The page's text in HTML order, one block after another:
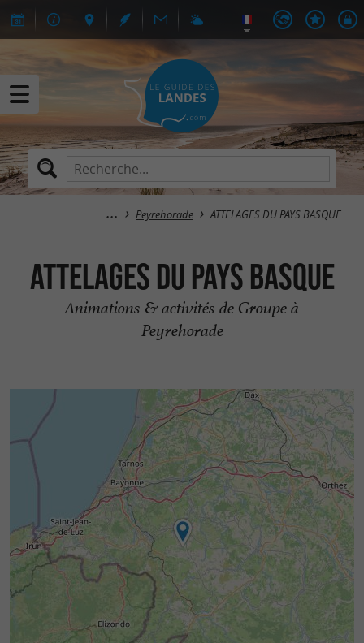
Peyrehorade ATTELAGES DU PAYS BASQUE
ATTELAGES DU PAYS BASQUE
Animations & activités de Groupe à
Peyrehorade